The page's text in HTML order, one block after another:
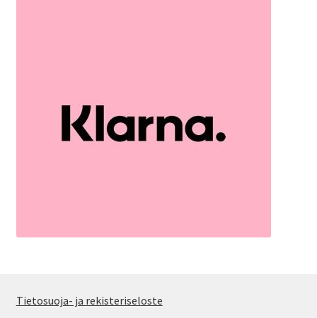
Tietosuoja- ja rekisteriseloste